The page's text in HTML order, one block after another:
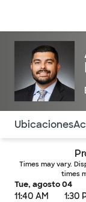
Utilice esta
Ubicaciones
Times may vary.
times
Tue, agosto 04
11:40 AM 1:30